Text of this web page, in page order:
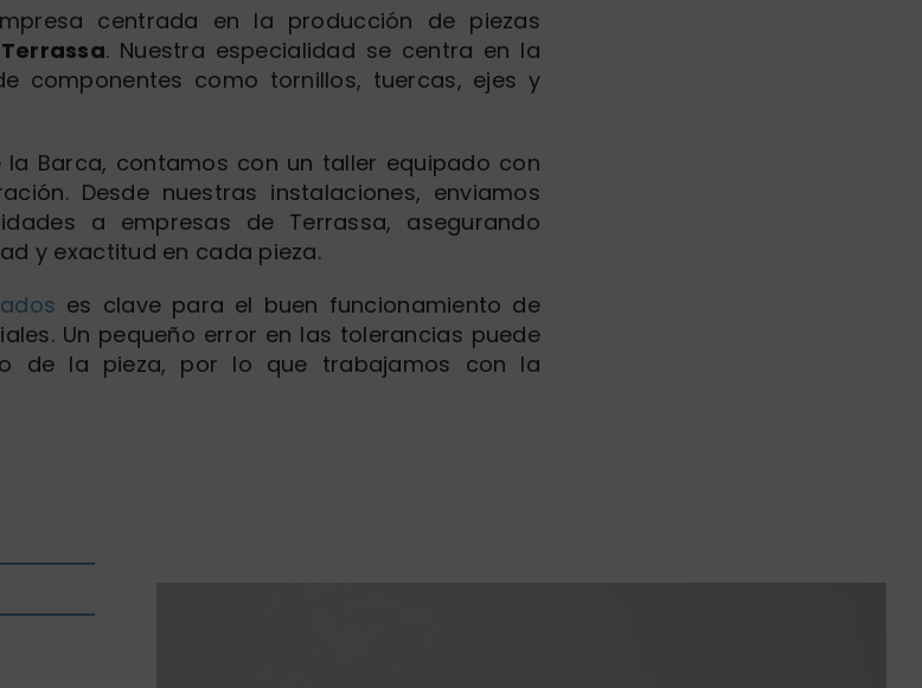
centrada en la producción de piezas
. Nuestra especialidad se centra en la
componentes como tornillos, tuercas, ejes y
la Barca, contamos con un taller equipado con
Desde nuestras instalaciones, enviamos
a empresas de Terrassa, asegurando
y exactitud en cada pieza.
es clave para el buen funcionamiento de
Un pequeño error en las tolerancias puede
de la pieza, por lo que trabajamos con la